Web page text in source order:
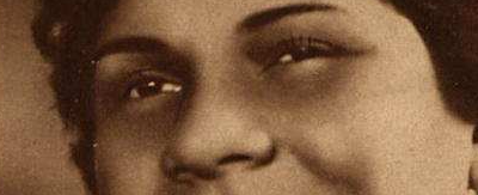
CARMEN MIRANDA
Arquivo Dijalma Candido